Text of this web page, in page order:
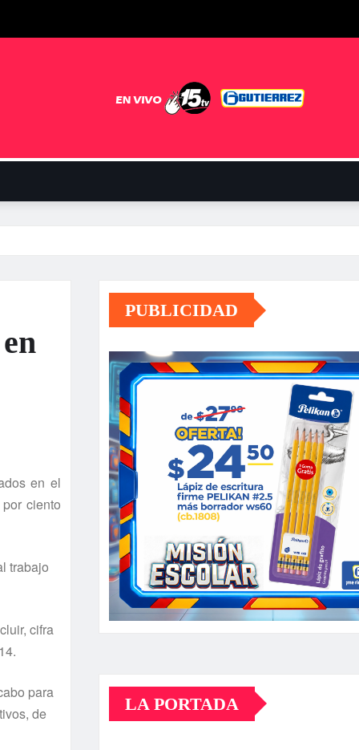
en el
ciento
trabajo
cifra
para
de
PUBLICIDAD
LA PORTADA